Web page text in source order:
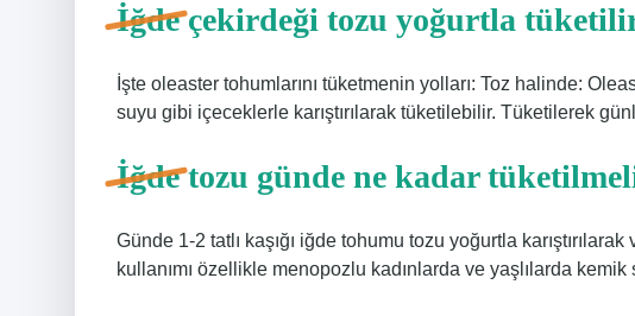
İğde çekirdeği tozu yoğurtla
İşte oleaster tohumlarını tüketmenin yolları: Toz halinde:
suyu gibi içeceklerle karıştırılarak tüketilebilir. Tüketilerek
İğde tozu günde ne kadar
Günde 1-2 tatlı kaşığı iğde tohumu tozu yoğurtla
kullanımı özellikle menopozlu kadınlarda ve yaşlılarda